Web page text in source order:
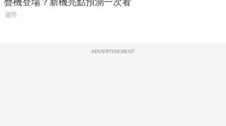
疊機登場？新機亮點預測一次看
趨勢
ADVERTISEMENT